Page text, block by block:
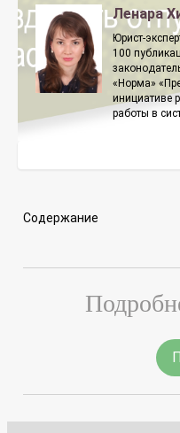
Ленара
Юрист-
100
«Норма»
инициативе
работы в
Содержание